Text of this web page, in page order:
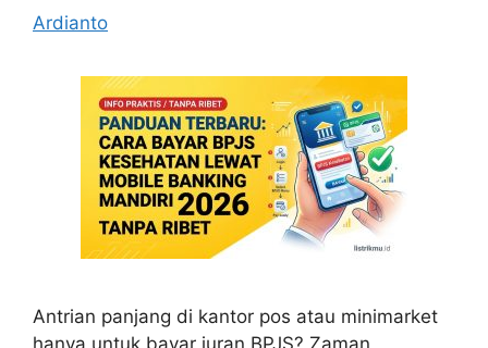
Ardianto
Antrian panjang di kantor pos atau minimarket
hanya untuk bayar iuran BPJS? Zaman